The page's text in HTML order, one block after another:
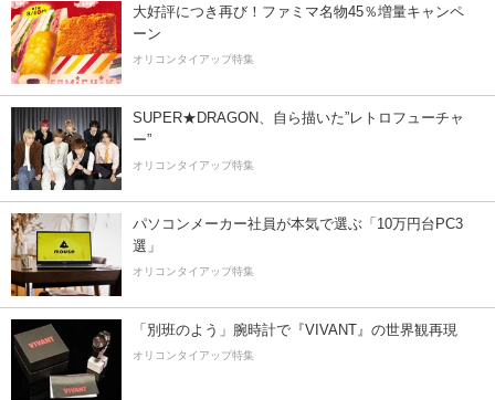
大好評につき再び！ファミマ名物45％増量キャンペ
ーン
オリコンタイアップ特集
SUPER★DRAGON、自ら描いた”レトロフューチャ
ー”
オリコンタイアップ特集
パソコンメーカー社員が本気で選ぶ「10万円台PC3
選」
オリコンタイアップ特集
「別班のよう」腕時計で『VIVANT』の世界観再現
オリコンタイアップ特集